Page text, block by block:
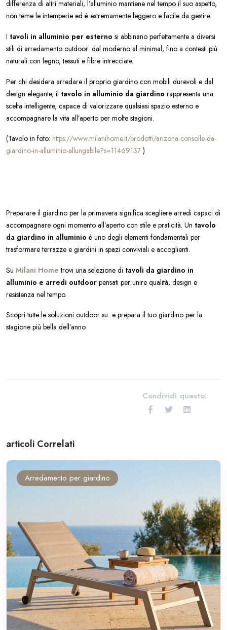
differenza di altri materiali, l’alluminio mantiene nel tempo il suo aspetto,
non teme le intemperie ed è estremamente leggero e facile da gestire.
I tavoli in alluminio per esterno si abbinano perfettamente a diversi
stili di arredamento outdoor: dal moderno al minimal, fino a contesti più
naturali con legno, tessuti e fibre intrecciate.
Per chi desidera arredare il proprio giardino con mobili durevoli e dal
design elegante, il tavolo in alluminio da giardino rappresenta una
scelta intelligente, capace di valorizzare qualsiasi spazio esterno e
accompagnare la vita all’aperto per molte stagioni.
(Tavolo in foto: https://www.milanihome.it/prodotti/arizona-consolle-da-
giardino-in-alluminio-allungabile?s=11469137 )
Preparare il giardino per la primavera significa scegliere arredi capaci di
accompagnare ogni momento all’aperto con stile e praticità. Un tavolo
da giardino in alluminio è uno degli elementi fondamentali per
trasformare terrazze e giardini in spazi conviviali e accoglienti.
Su Milani Home trovi una selezione di tavoli da giardino in
alluminio e arredi outdoor pensati per unire qualità, design e
resistenza nel tempo.
Scopri tutte le soluzioni outdoor su e prepara il tuo giardino per la
stagione più bella dell’anno
Condividi questo:
articoli Correlati
Arredamento per giardino